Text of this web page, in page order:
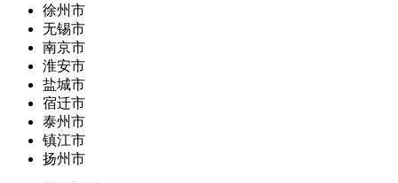
徐州市
无锡市
南京市
淮安市
盐城市
宿迁市
泰州市
镇江市
扬州市